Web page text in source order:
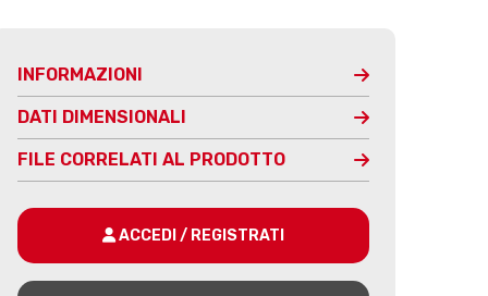
INFORMAZIONI
DATI DIMENSIONALI
FILE CORRELATI AL PRODOTTO
ACCEDI / REGISTRATI